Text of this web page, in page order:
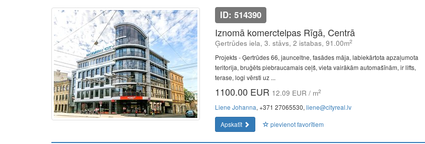
ID: 514390
Iznomā komerctelpas Rīgā, Centrā
Ģertrūdes iela, 3. stāvs, 2 istabas, 91.00m2
Projekts - Ģertrūdes 66, jaunceltne, fasādes māja, labiekārtota apzaļumota
teritorija, bruģēts piebraucamais ceļš, vieta vairākām automašīnām, ir lifts,
terase, logi vērsti uz ...
1100.00 EUR 12.09 EUR / m2
Liene Johanna, +371 27065530, liene@cityreal.lv
Apskatīt
pievienot favorītiem